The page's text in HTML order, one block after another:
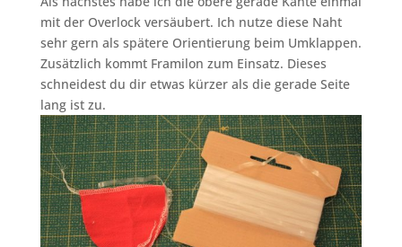
mit der Overlock versäubert. Ich nutze diese Naht
sehr gern als spätere Orientierung beim Umklappen.
Zusätzlich kommt Framilon zum Einsatz. Dieses
schneidest du dir etwas kürzer als die gerade Seite
lang ist zu.